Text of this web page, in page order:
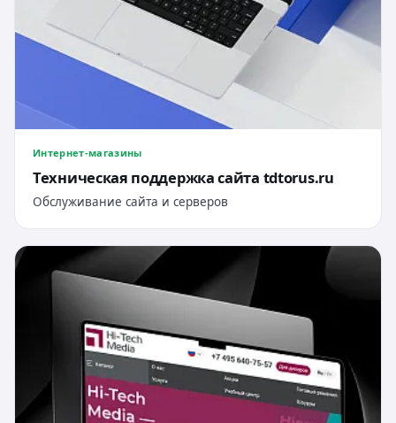
Интернет-магазины
Техническая поддержка сайта tdtorus.ru
Обслуживание сайта и серверов